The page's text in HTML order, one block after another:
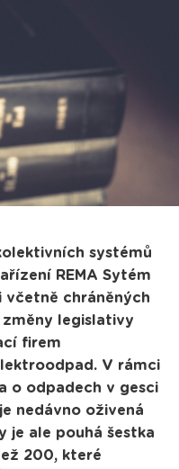
systémů
REMA Sytém
včetně chráněných
legislativy
firem
V rámci
o odpadech v gesci
nedávno oživená
je ale pouhá šestka
200, které